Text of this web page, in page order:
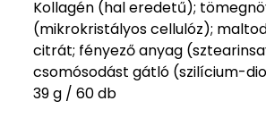
Kollagén (hal eredetű);
(mikrokristályos cellulóz);
citrát; fényező anyag
csomósodást gátló (szilícium-
39 g / 60 db